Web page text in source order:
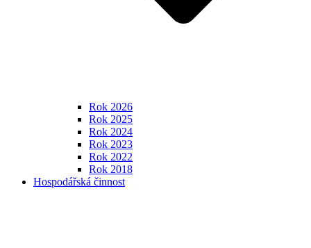
Rok 2026
Rok 2025
Rok 2024
Rok 2023
Rok 2022
Rok 2018
Hospodářská činnost